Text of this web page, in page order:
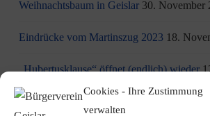
Cookies - Ihre Zustimmung
verwalten
Weihnachtsbaum in Geislar 30. November
Eindrücke vom Martinszug 2023 18.
„Hubertusklause“ öffnet (endlich) wieder
Malwettbewerb für Kinder